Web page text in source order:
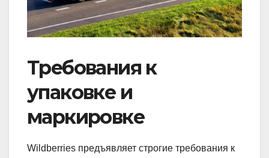
Требования к
упаковке и
маркировке
Wildberries предъявляет строгие требования к